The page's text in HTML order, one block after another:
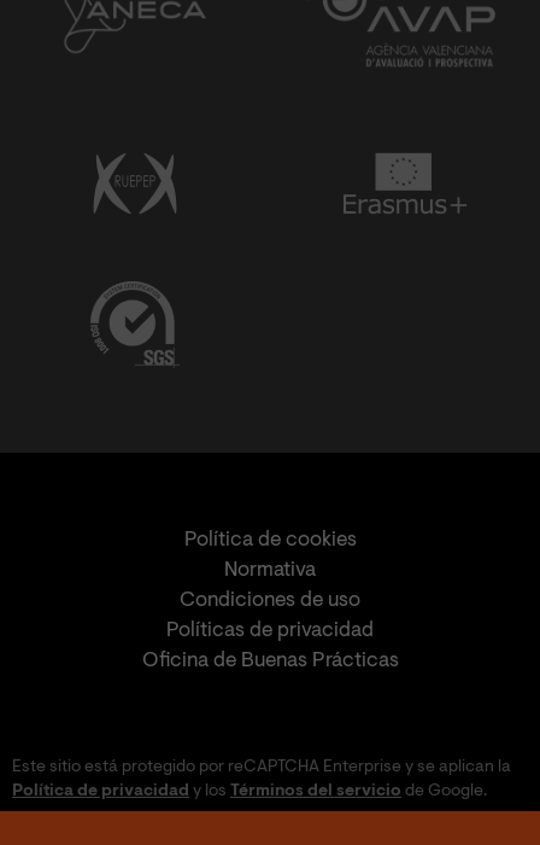
Política de cookies
Normativa
Condiciones de uso
Políticas de privacidad
Oficina de Buenas Prácticas
Este sitio está protegido por reCAPTCHA Enterprise y se aplican la
Política de privacidad y los Términos del servicio de Google.